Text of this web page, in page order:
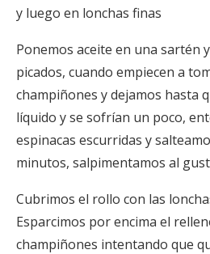
y luego en lonchas finas
Ponemos aceite en una sartén
picados, cuando empiecen a
champiñones y dejamos hasta
líquido y se sofrían un poco,
espinacas escurridas y
minutos, salpimentamos al
Cubrimos el rollo con las
Esparcimos por encima el
champiñones intentando que